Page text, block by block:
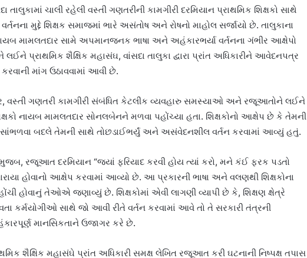
તાલુકામાં ચાલી રહેલી વસ્તી ગણતરીની કામગીરી દરમિયાન પ્રાથમિક શિક્ષકો સાથે
મુદ્દે શિક્ષક સમાજમાં ભારે અસંતોષ અને રોષનો માહોલ સર્જાયો છે. તાલુકાના
મામલતદાર સામે અપમાનજનક ભાષા અને અહંકારભર્યા વર્તનના ગંભીર આક્ષેપો
પ્રાથમિક શૈક્ષિક મહાસંઘ, વાંસદા તાલુકા દ્વારા પ્રાંત અધિકારીને આવેદનપત્ર
કરવાની માંગ ઉઠાવવામાં આવી છે.
વસ્તી ગણતરી કામગીરી સંબંધિત કેટલીક વ્યવહારુ સમસ્યાઓ અને રજૂઆતોને લઈને
નાયબ મામલતદાર સોનલબેનને મળવા પહોંચ્યા હતા. શિક્ષકોનો આક્ષેપ છે કે તેમની
બદલે તેમની સાથે તોછડાઈભર્યું અને અસંવેદનશીલ વર્તન કરવામાં આવ્યું હતું.
મુજબ, રજૂઆત દરમિયાન “જ્યાં ફરિયાદ કરવી હોય ત્યાં કરો, મને કંઈ ફરક પડતો
હોવાનો આક્ષેપ કરવામાં આવ્યો છે. આ પ્રકારની ભાષા અને વલણથી શિક્ષકોના
હોવાનું તેઓએ જણાવ્યું છે. શિક્ષકોમાં એવી લાગણી વ્યાપી છે કે, શિક્ષણ ક્ષેત્રે
કર્મયોગીઓ સાથે જો આવી રીતે વર્તન કરવામાં આવે તો તે સરકારી તંત્રની
માનસિકતાને ઉજાગર કરે છે.
શૈક્ષિક મહાસંઘે પ્રાંત અધિકારી સમક્ષ લેખિત રજૂઆત કરી ઘટનાની નિષ્પક્ષ તપાસ